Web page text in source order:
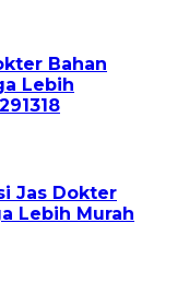
Bahan
Lebih
Jas Dokter
Lebih Murah